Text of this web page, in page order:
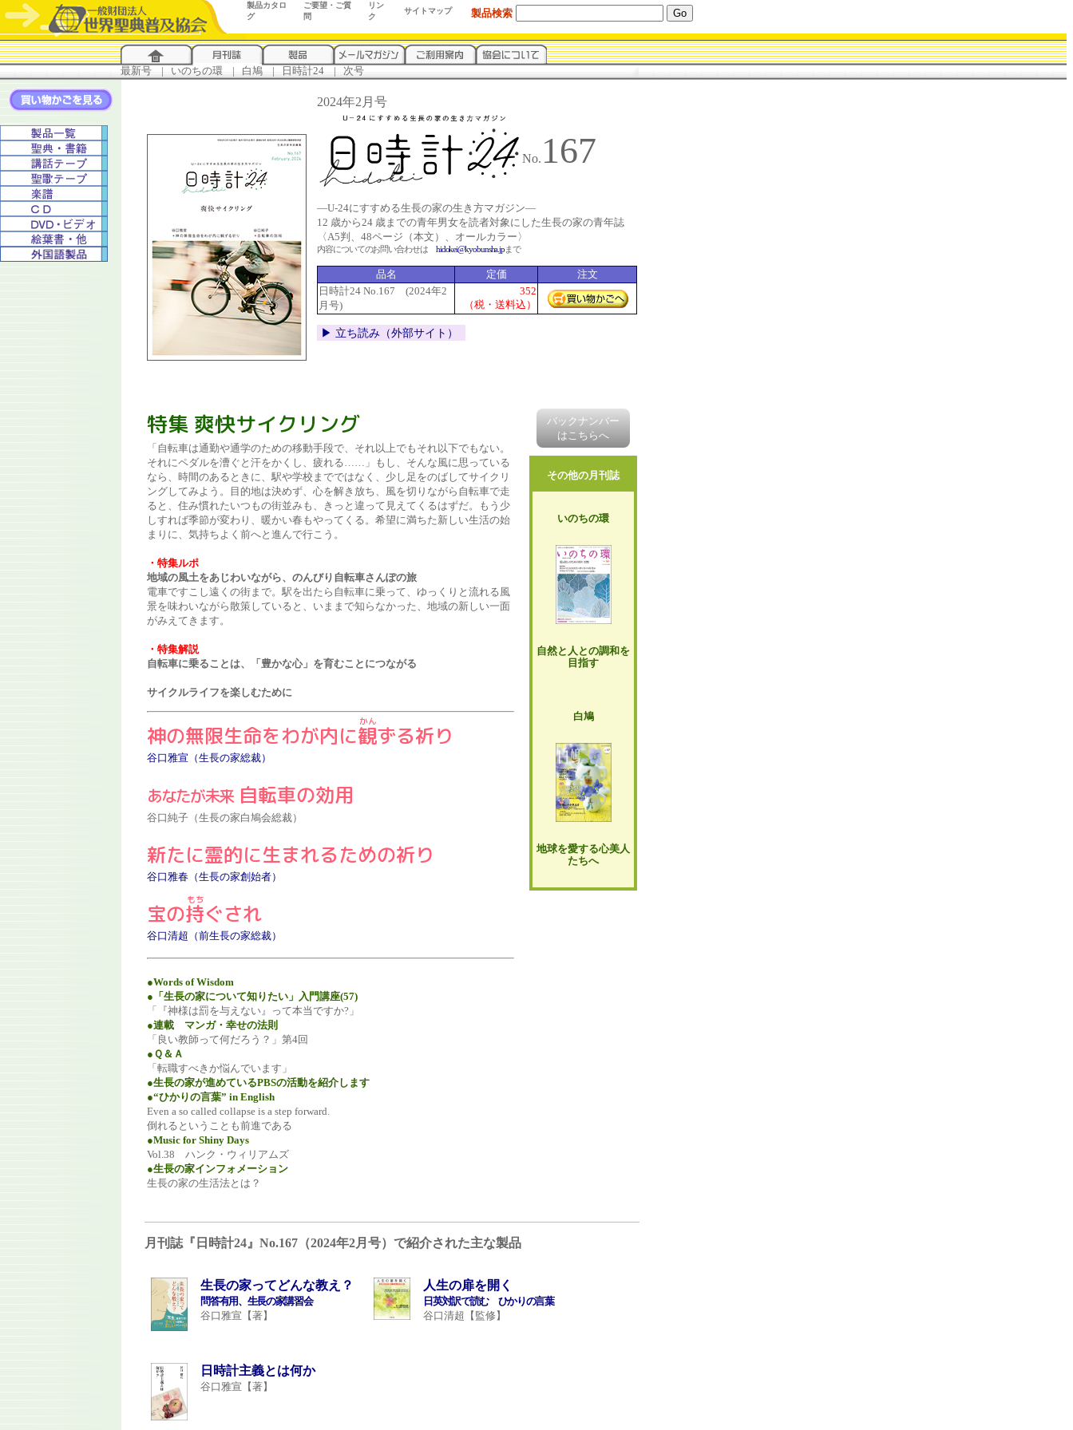
製品カタロ
グ
ご要望・ご質
問
リン
ク
サイトマップ 製品検索
最新号 | いのちの環 | 白鳩 | 日時計24 | 次号
2024年2月号
No. 167
―U-24にすすめる生長の家の生き方マガジン―
12 歳から24 歳までの青年男女を読者対象にした生長の家の青年誌
〈A5判、48ページ（本文）、オールカラー〉
内容についてのお問い合わせは hidokei@kyobunsha.jpまで
品名 定価
注文
日時計24 No.167 (2024年2
月号)
352
（税・送料込）
▶︎ 立ち読み（外部サイト）
特集 爽快サイクリング
「自転車は通勤や通学のための移動手段で、それ以上でもそれ以下でもない。
それにペダルを漕ぐと汗をかくし、疲れる……」もし、そんな風に思っている
なら、時間のあるときに、駅や学校までではなく、少し足をのばしてサイクリ
ングしてみよう。目的地は決めず、心を解き放ち、風を切りながら自転車で走
ると、住み慣れたいつもの街並みも、きっと違って見えてくるはずだ。もう少
しすれば季節が変わり、暖かい春もやってくる。希望に満ちた新しい生活の始
まりに、気持ちよく前へと進んで行こう。
・特集ルポ
地域の風土をあじわいながら、のんびり自転車さんぽの旅
電車ですこし遠くの街まで。駅を出たら自転車に乗って、ゆっくりと流れる風
景を味わいながら散策していると、いままで知らなかった、地域の新しい一面
がみえてきます。
・特集解説
自転車に乗ることは、「豊かな心」を育むことにつながる
サイクルライフを楽しむために
神の無限生命をわが内に観ずる祈り
谷口雅宣（生長の家総裁）
あなたが未来自転車の効用
谷口純子（生長の家白鳩会総裁）
新たに霊的に生まれるための祈り
谷口雅春（生長の家創始者）
宝の持ぐされ
谷口清超（前生長の家総裁）
●Words of Wisdom
●「生長の家について知りたい」入門講座(57)
「『神様は罰を与えない』って本当ですか?」
●連載 マンガ・幸せの法則
「良い教師って何だろう？」第4回
●Ｑ＆Ａ
「転職すべきか悩んでいます」
●生長の家が進めているPBSの活動を紹介します
●“ひかりの言葉” in English
Even a so called collapse is a step forward.
倒れるということも前進である
●Music for Shiny Days
Vol.38 ハンク・ウィリアムズ
●生長の家インフォメーション
生長の家の生活法とは？
バックナンバー
はこちらへ
その他の月刊誌
いのちの環
自然と人との調和を
目指す
白鳩
地球を愛する心美人
たちへ
月刊誌『日時計24』No.167（2024年2月号）で紹介された主な製品
生長の家ってどんな教え？
問答有用、生長の家講習会
谷口雅宣【著】
人生の扉を開く
日英対訳で読む ひかりの言葉
谷口清超【監修】
日時計主義とは何か
谷口雅宣【著】